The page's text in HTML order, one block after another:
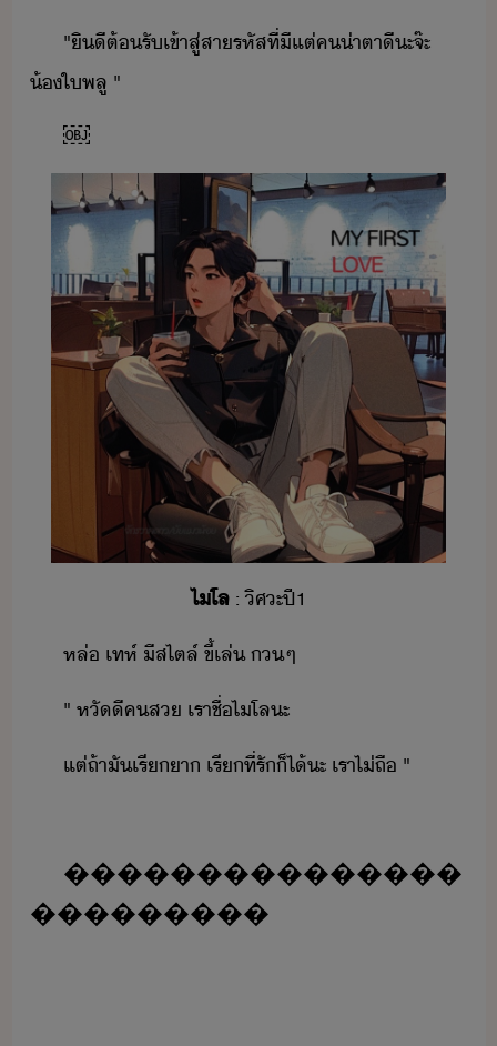
"​ิีต้รั​เข้าสู่​สา​รหัส​ที่​ี​แต่​ค​่า​ตาี​ะจ๊ะ​ ​
้​ใพลู​ ​"
￼
ไโล​:​ ​ิศะ​ปี​1
หล่​ ​เทห์​ ​ีส​ไตล์​ ​ขี้เล่​ ​​ๆ
"​ ​หั​ี​คส​ ​เรา​ชื่​ไโล​ะ
แต่​ถ้า​ั​เรี​า​ ​เรี​ที่รั​็ไ้​ะ​ ​เรา​ไ่​ถื​ ​"
�​�​�​�​�​�​�​�​�​�​�​�​�​�​�​
�​�​�​�​�​�​�​�​�